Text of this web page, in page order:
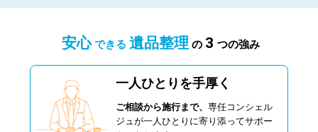
安心 できる 遺品整理 の 3 つの強み
一人ひとりを手厚く
ご相談から施行まで、専任コンシェル
ジュが一人ひとりに寄り添ってサポー